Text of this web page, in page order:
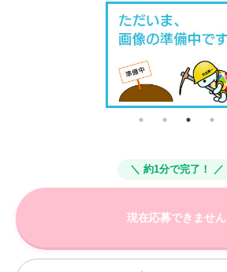
＼ 約1分で完了！ ／
現在応募できません